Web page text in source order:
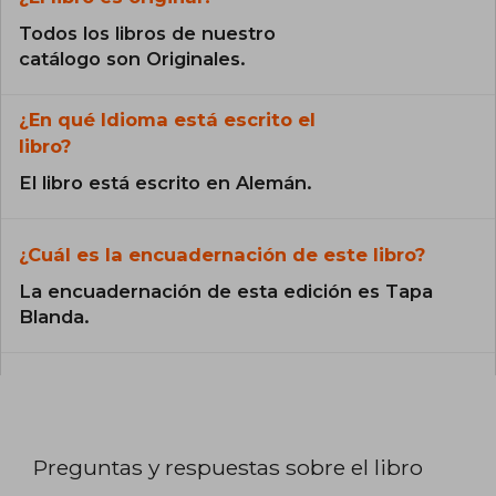
Todos los libros de nuestro
catálogo son Originales.
¿En qué Idioma está escrito el
libro?
El libro está escrito en Alemán.
¿Cuál es la encuadernación de este libro?
La encuadernación de esta edición es Tapa
Blanda.
Preguntas y respuestas sobre el libro